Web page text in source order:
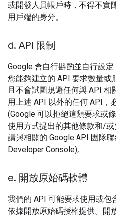
或開發人員帳戶時，不得不實
用戶端的身分。
d. API 限制
Google 會自行斟酌並自行設
您能夠建立的 API 要求數量或
且不會試圖規避任何與 API 相
用上述 API 以外的任何 API，
(Google 可以拒絕這類要求或
使用方式提出的其他條款和/或
請與相關的 Google API 團隊
Developer Console)。
e. 開放原始碼軟體
我們的 API 可能要求使用或包
依據開放原始碼授權提供。開